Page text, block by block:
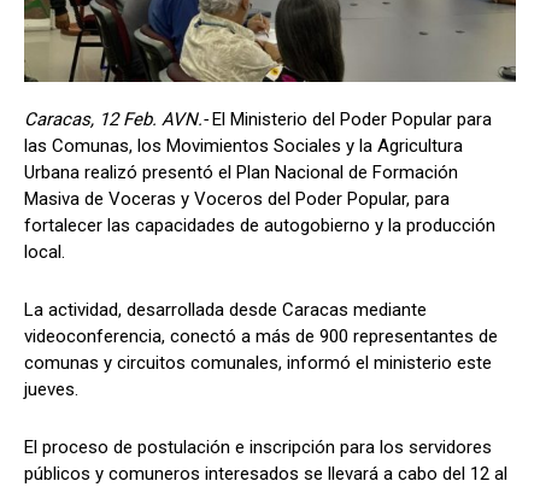
Caracas, 12 Feb. AVN.-El Ministerio del Poder Popular para
las Comunas, los Movimientos Sociales y la Agricultura
Urbana realizó presentó el Plan Nacional de Formación
Masiva de Voceras y Voceros del Poder Popular, para
fortalecer las capacidades de autogobierno y la producción
local.
La actividad, desarrollada desde Caracas mediante
videoconferencia, conectó a más de 900 representantes de
comunas y circuitos comunales, informó el ministerio este
jueves.
El proceso de postulación e inscripción para los servidores
públicos y comuneros interesados se llevará a cabo del 12 al